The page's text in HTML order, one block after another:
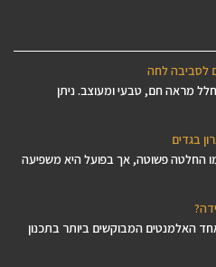
לסביבה לחה
מראה חם, טבעי ומעוצב. ניתן
בגדים
החלטה פשוטה, אך בפועל היא משפיעה
האלמנטים המבוקשים ביותר בתכנון